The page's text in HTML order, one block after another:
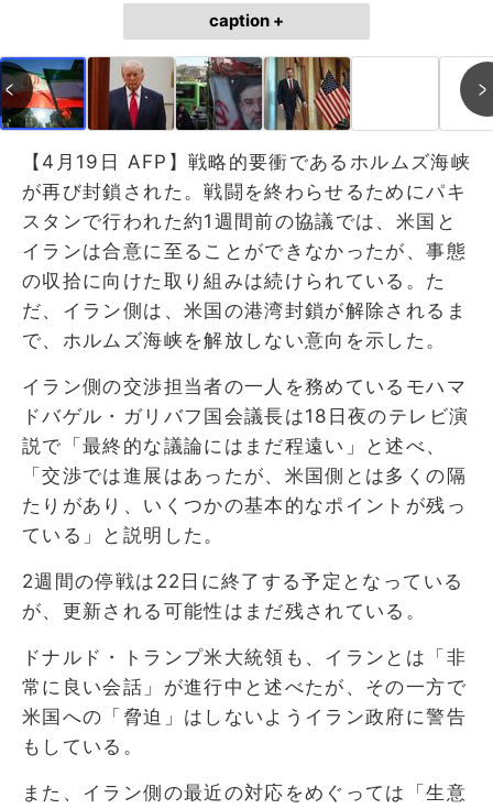
caption +
【4月19日 AFP】戦略的要衝であるホルムズ海峡
が再び封鎖された。戦闘を終わらせるためにパキ
スタンで行われた約1週間前の協議では、米国と
イランは合意に至ることができなかったが、事態
の収拾に向けた取り組みは続けられている。た
だ、イラン側は、米国の港湾封鎖が解除されるま
で、ホルムズ海峡を解放しない意向を示した。
イラン側の交渉担当者の一人を務めているモハマ
ドバゲル・ガリバフ国会議長は18日夜のテレビ演
説で「最終的な議論にはまだ程遠い」と述べ、
「交渉では進展はあったが、米国側とは多くの隔
たりがあり、いくつかの基本的なポイントが残っ
ている」と説明した。
2週間の停戦は22日に終了する予定となっている
が、更新される可能性はまだ残されている。
ドナルド・トランプ米大統領も、イランとは「非
常に良い会話」が進行中と述べたが、その一方で
米国への「脅迫」はしないようイラン政府に警告
もしている。
また、イラン側の最近の対応をめぐっては「生意